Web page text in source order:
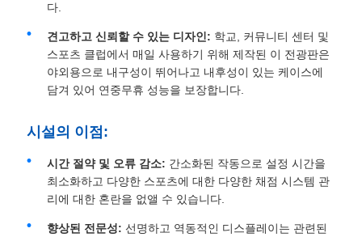
다.
견고하고 신뢰할 수 있는 디자인: 학교, 커뮤니티 센터 및
스포츠 클럽에서 매일 사용하기 위해 제작된 이 전광판은
야외용으로 내구성이 뛰어나고 내후성이 있는 케이스에
담겨 있어 연중무휴 성능을 보장합니다.
시설의 이점:
시간 절약 및 오류 감소: 간소화된 작동으로 설정 시간을
최소화하고 다양한 스포츠에 대한 다양한 채점 시스템 관
리에 대한 혼란을 없앨 수 있습니다.
향상된 전문성: 선명하고 역동적인 디스플레이는 관련된